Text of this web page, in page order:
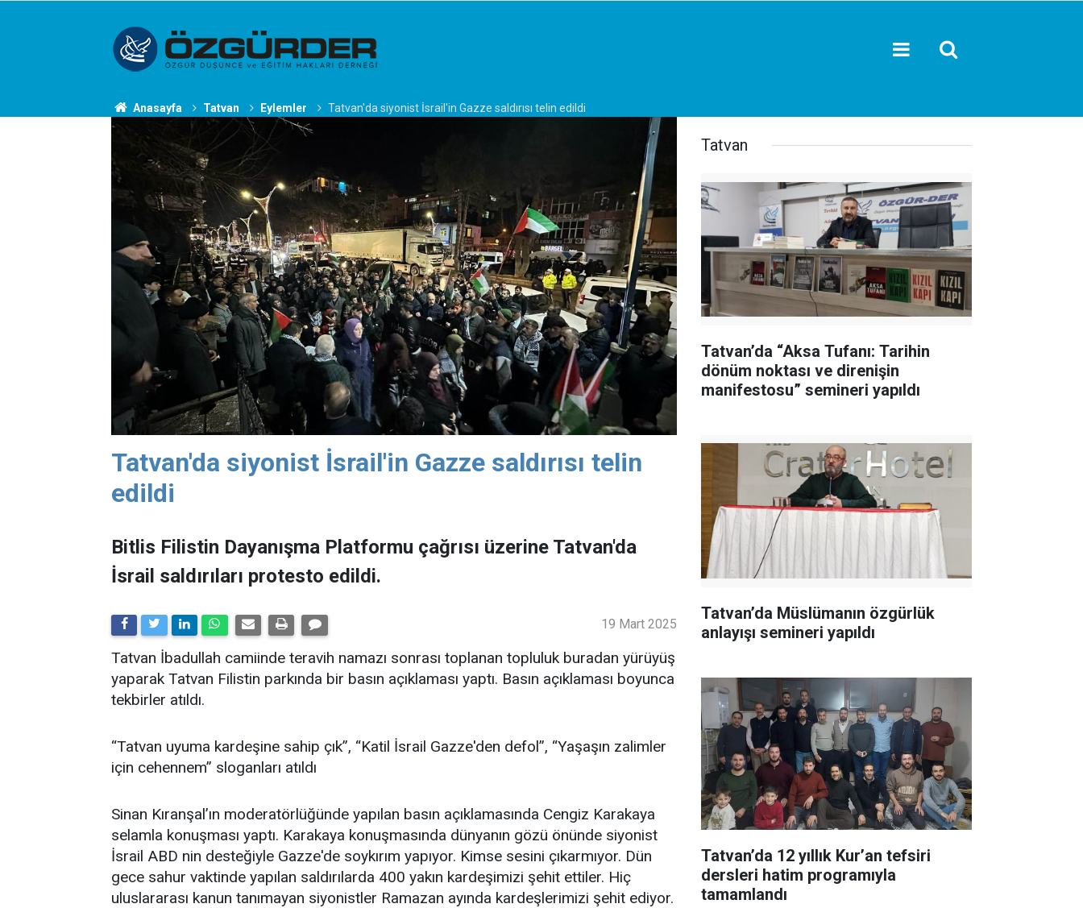
Anasayfa Tatvan Eylemler Tatvan'da siyonist İsrail'in Gazze saldırısı telin edildi
Tatvan'da siyonist İsrail'in Gazze saldırısı telin
edildi
​​​​​​​Bitlis Filistin Dayanışma Platformu çağrısı üzerine Tatvan'da
İsrail saldırıları protesto edildi.
19 Mart 2025
Tatvan İbadullah camiinde teravih namazı sonrası toplanan topluluk buradan yürüyüş
yaparak Tatvan Filistin parkında bir basın açıklaması yaptı. Basın açıklaması boyunca
tekbirler atıldı.
“Tatvan uyuma kardeşine sahip çık”, “Katil İsrail Gazze'den defol”, “Yaşaşın zalimler
için cehennem” sloganları atıldı
Sinan Kıranşal’ın moderatörlüğünde yapılan basın açıklamasında Cengiz Karakaya
selamla konuşması yaptı. Karakaya konuşmasında dünyanın gözü önünde siyonist
İsrail ABD nin desteğiyle Gazze'de soykırım yapıyor. Kimse sesini çıkarmıyor. Dün
gece sahur vaktinde yapılan saldırılarda 400 yakın kardeşimizi şehit ettiler. Hiç
uluslararası kanun tanımayan siyonistler Ramazan ayında kardeşlerimizi şehit ediyor.
Tatvan
Tatvan’da “Aksa Tufanı: Tarihin
dönüm noktası ve direnişin
manifestosu” semineri yapıldı
Tatvan’da Müslümanın özgürlük
anlayışı semineri yapıldı
Tatvan’da 12 yıllık Kur’an tefsiri
dersleri hatim programıyla
tamamlandı